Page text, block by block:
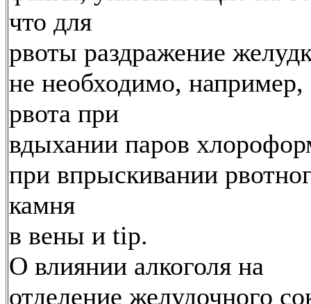
что для
рвоты раздражение
не необходимо, например,
рвота при
вдыхании паров
при впрыскивании
камня
в вены и tip.
О влиянии алкоголя на
отделение желудочного